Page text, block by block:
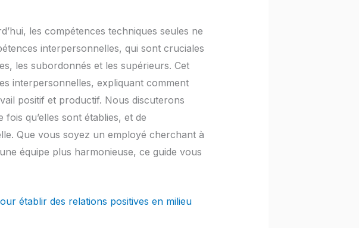
les compétences techniques seules ne
interpersonnelles, qui sont cruciales
les subordonnés et les supérieurs. Cet
interpersonnelles, expliquant comment
positif et productif. Nous discuterons
qu’elles sont établies, et de
Que vous soyez un employé cherchant à
équipe plus harmonieuse, ce guide vous
établir des relations positives en milieu